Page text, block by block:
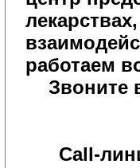
работаем
Звоните
Call-